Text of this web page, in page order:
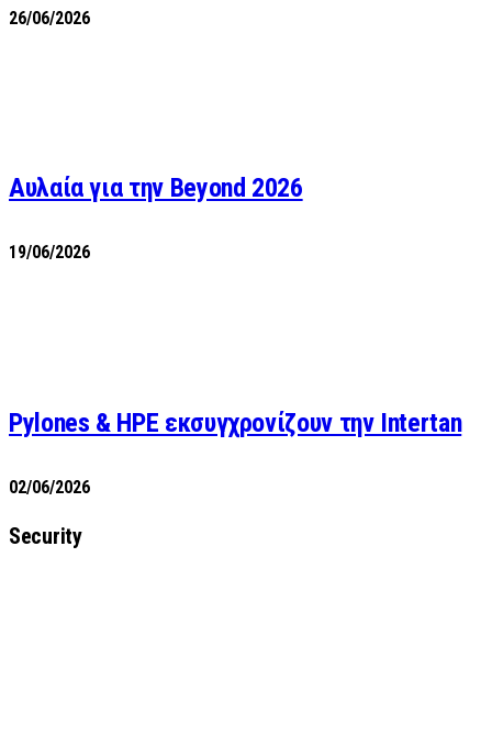
26/06/2026
Αυλαία για την Beyond 2026
19/06/2026
Pylones & HPE εκσυγχρονίζουν την Intertan
02/06/2026
Security